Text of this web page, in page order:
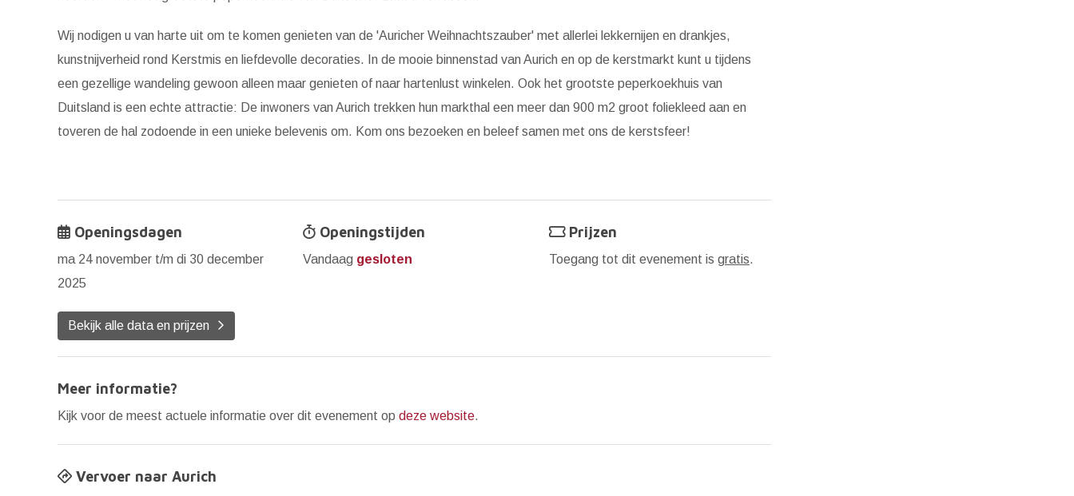
Wij nodigen u van harte uit om te komen genieten van de 'Auricher Weihnachtszauber' met allerlei lekkernijen en drankjes,
kunstnijverheid rond Kerstmis en liefdevolle decoraties. In de mooie binnenstad van Aurich en op de kerstmarkt kunt u tijdens
een gezellige wandeling gewoon alleen maar genieten of naar hartenlust winkelen. Ook het grootste peperkoekhuis van
Duitsland is een echte attractie: De inwoners van Aurich trekken hun markthal een meer dan 900 m2 groot foliekleed aan en
toveren de hal zodoende in een unieke belevenis om. Kom ons bezoeken en beleef samen met ons de kerstsfeer!
Openingsdagen
ma 24 november t/m di 30 december
2025
Openingstijden
Vandaag gesloten
Prijzen
Toegang tot dit evenement is gratis.
Bekijk alle data en prijzen
Meer informatie?
Kijk voor de meest actuele informatie over dit evenement op deze website.
Vervoer naar Aurich